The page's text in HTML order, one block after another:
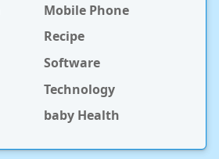
Mobile Phone
Recipe
Software
Technology
baby Health